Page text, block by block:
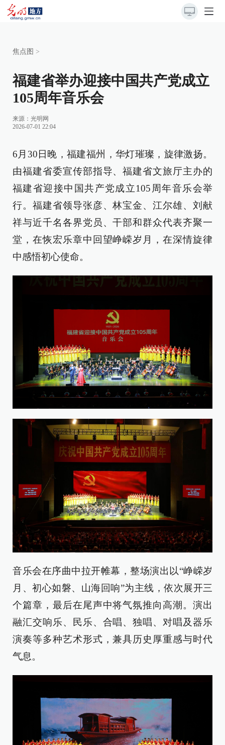
焦点图 >
福建省举办迎接中国共产党成立
105周年音乐会
来源： 光明网
2026-07-01 22:04
6月30日晚，福建福州，华灯璀璨，旋律激扬。
由福建省委宣传部指导、福建省文旅厅主办的
福建省迎接中国共产党成立105周年音乐会举
行。福建省领导张彦、林宝金、江尔雄、刘献
祥与近千名各界党员、干部和群众代表齐聚一
堂，在恢宏乐章中回望峥嵘岁月，在深情旋律
中感悟初心使命。
音乐会在序曲中拉开帷幕，整场演出以“峥嵘岁
月、初心如磐、山海回响”为主线，依次展开三
个篇章，最后在尾声中将气氛推向高潮。演出
融汇交响乐、民乐、合唱、独唱、对唱及器乐
演奏等多种艺术形式，兼具历史厚重感与时代
气息。